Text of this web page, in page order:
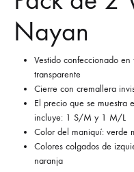
Nayan
Vestido confeccionado
transparente
Cierre con cremallera
El precio que se muestra
incluye: 1 S/M y 1 M/L
Color del maniquí: verde
Colores colgados de
naranja